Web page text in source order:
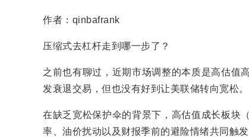
作者：qinbafrank
压缩式去杠杆走到哪一步了？
之前也有聊过，近期市场调整的本质是高估值
发衰退交易，但也没有好到让美联储转向宽松。
在缺乏宽松保护伞的背景下，高估值成长板块
率、油价扰动以及财报季前的避险情绪共同触